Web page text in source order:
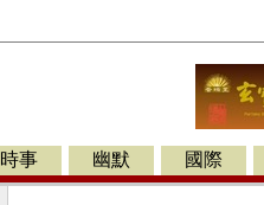
時事 幽默 國際